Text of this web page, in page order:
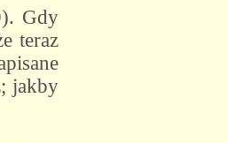
Gdy
teraz
jakby